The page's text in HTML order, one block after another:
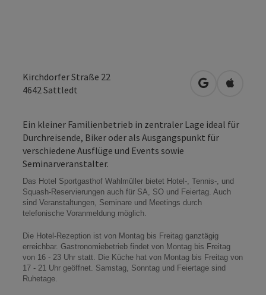
Kirchdorfer Straße 22
4642 Sattledt in Google
in
Ein kleiner Familienbetrieb in zentraler Lage ideal für
Durchreisende, Biker oder als Ausgangspunkt für
verschiedene Ausflüge und Events sowie
Seminarveranstalter.
Das Hotel Sportgasthof Wahlmüller bietet Hotel-, Tennis-, und
Squash-Reservierungen auch für SA, SO und Feiertag. Auch
sind Veranstaltungen, Seminare und Meetings durch
telefonische Voranmeldung möglich.
Die Hotel-Rezeption ist von Montag bis Freitag ganztägig
erreichbar. Gastronomiebetrieb findet von Montag bis Freitag
von 16 - 23 Uhr statt. Die Küche hat von Montag bis Freitag von
17 - 21 Uhr geöffnet. Samstag, Sonntag und Feiertage sind
Ruhetage.